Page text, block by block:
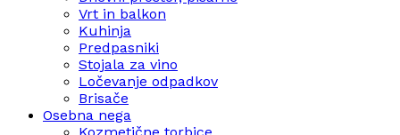
Vrt in balkon
Kuhinja
Predpasniki
Stojala za vino
Ločevanje odpadkov
Brisače
Osebna nega